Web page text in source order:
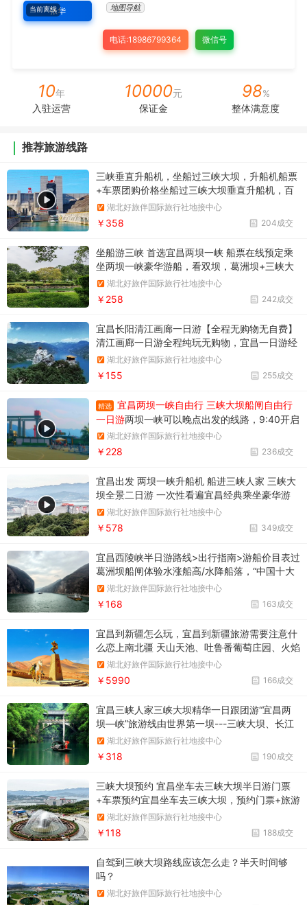
当前离线张华
地图导航
电话:18986799364 微信号
10年
入驻运营
10000元
保证金
98%
整体满意度
推荐旅游线路
三峡垂直升船机，坐船过三峡大坝，升船机船票
+车票团购价格坐船过三峡大坝垂直升船机，百
米升降，小船坐电梯，团购三峡大坝垂直升降机
船票+车票预定优惠价格
湖北好旅伴国际旅行社地接中心
204成交
￥358
坐船游三峡 首选宜昌两坝一峡 船票在线预定乘
坐两坝一峡豪华游船，看双坝，葛洲坝+三峡大
坝，船进三峡大坝一日游
湖北好旅伴国际旅行社地接中心
242成交
￥258
宜昌长阳清江画廊一日游【全程无购物无自费】
清江画廊一日游全程纯玩无购物，宜昌一日游经
典线路推荐，报名电话18986789364
湖北好旅伴国际旅行社地接中心
255成交
￥155
精选
宜昌两坝一峡自由行 三峡大坝船闸自由行
一日游两坝一峡可以晚点出发的线路，9:40开启
三峡之旅。两坝一峡游船过葛洲坝船闸
湖北好旅伴国际旅行社地接中心
236成交
￥228
宜昌出发 两坝一峡升船机 船进三峡人家 三峡大
坝全景二日游 一次性看遍宜昌经典乘坐豪华游
船，过葛洲坝+三峡大坝，游船直达三峡魅力人
家，近距离观三峡大坝，商旅必选打卡宜昌经典
湖北好旅伴国际旅行社地接中心
349成交
￥578
宜昌西陵峡半日游路线>出行指南>游船价目表过
葛洲坝船闸体验水涨船高/水降船落，“中国十大
风景名胜”之一
湖北好旅伴国际旅行社地接中心
163成交
￥168
宜昌到新疆怎么玩，宜昌到新疆旅游需要注意什
么恋上南北疆 天山天池、吐鲁番葡萄庄园、火焰
山、坎儿井、喀纳斯、禾木、怪石峪、伊犁、赛
里木湖、喀拉峻草原、巴音布鲁克、库尔勒、罗
湖北好旅伴国际旅行社地接中心
166成交
￥5990
宜昌三峡人家三峡大坝精华一日跟团游“宜昌两
坝—峡”旅游线由世界第一坝---三峡大坝、长江
第一坝---葛洲坝、国家首批5A景区“三峡大坝---
坛子岭”风景区、“三峡人家”石牌风景区、西陵画
廊风景区和绵延38公里的原汁原味西陵峡谷风光
湖北好旅伴国际旅行社地接中心
190成交
￥318
三峡大坝预约 宜昌坐车去三峡大坝半日游门票
+车票预约宜昌坐车去三峡大坝，预约门票+旅游
大巴车票，三峡大坝坐车半日游预约通道
湖北好旅伴国际旅行社地接中心
188成交
￥118
自驾到三峡大坝路线应该怎么走？半天时间够
吗？
湖北好旅伴国际旅行社地接中心